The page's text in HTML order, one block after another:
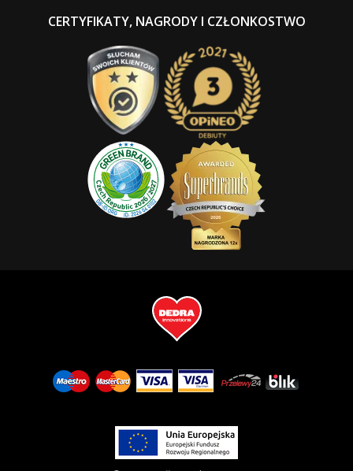
CERTYFIKATY, NAGRODY I CZŁONKOSTWO